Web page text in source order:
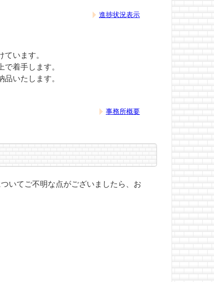
進捗状況表示
います。
着手します。
いたします。
事務所概要
いてご不明な点がございましたら、お